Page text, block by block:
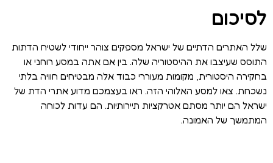
לסיכום
שלל האתרים הדתיים של ישראל מספקים צוהר ייחודי לשטיח הדתות
התוסס שעיצבו את ההיסטוריה שלה. בין אם אתה במסע רוחני או
בחקירה היסטורית, מקומות מעוררי כבוד אלה מבטיחים חוויה בלתי
נשכחת. צאו למסע האלוהי הזה. ראו בעצמכם מדוע אתרי הדת של
ישראל הם יותר מסתם אטרקציות תיירותיות. הם עדות לכוחה
המתמשך של האמונה.